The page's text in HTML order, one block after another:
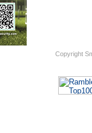
Copyright